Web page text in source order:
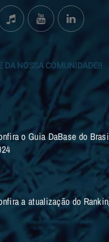
DA NOSSA COMUNIDADE!!
o Guia DaBase do
a atualização do